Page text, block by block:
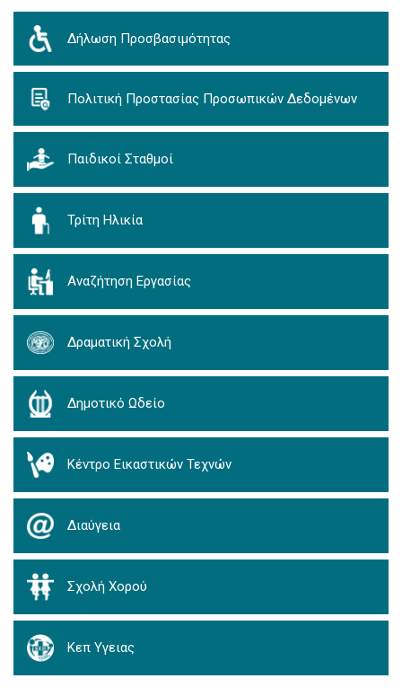
Δήλωση Προσβασιμότητας
Πολιτική Προστασίας Προσωπικών Δεδομένων
Παιδικοί Σταθμοί
Τρίτη Ηλικία
Αναζήτηση Εργασίας
Δραματική Σχολή
Δημοτικό Ωδείο
Κέντρο Εικαστικών Τεχνών
Διαύγεια
Σχολή Χορού
Κεπ Υγειας